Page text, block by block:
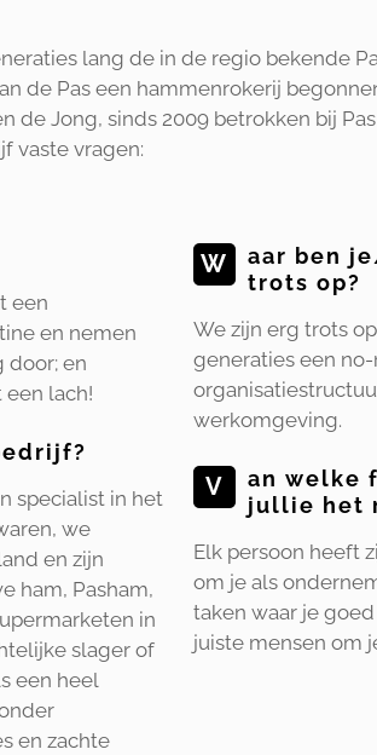
lang de in de regio bekende
de Pas een hammenrokerij
de Jong, sinds 2009 betrokken bij
vaste vragen:
een
en nemen
door; en
lach!
specialist in het
we
en zijn
ham, Pasham,
in
slager of
een heel
en zachte
W
aar ben
trots op?
We zijn erg trots
generaties een
werkomgeving.
V
an welke
jullie het
Elk persoon heeft
om je als
taken waar je
juiste mensen om